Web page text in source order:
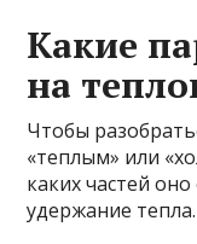
Какие
на
Чтобы
«теплым» или
каких частей
удержание тепла.